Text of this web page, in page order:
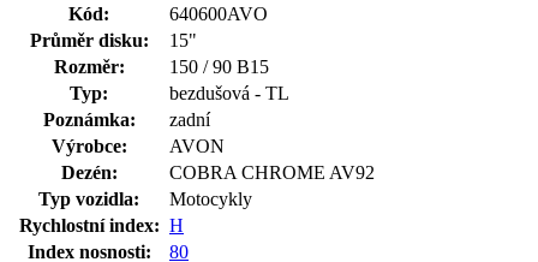
Kód:
640600AVO
Průměr disku:
15"
Rozměr:
150 / 90 B15
Typ:
bezdušová - TL
Poznámka:
zadní
Výrobce:
AVON
Dezén:
COBRA CHROME AV92
Typ vozidla:
Motocykly
Rychlostní index: H
Index nosnosti:
80